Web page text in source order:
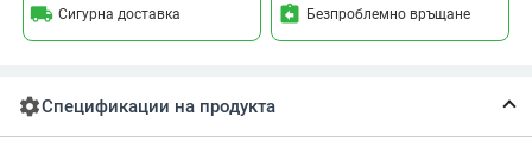
local_shipping Сигурна доставка assignment_return Безпроблемно връщане
settingsСпецификации на продукта